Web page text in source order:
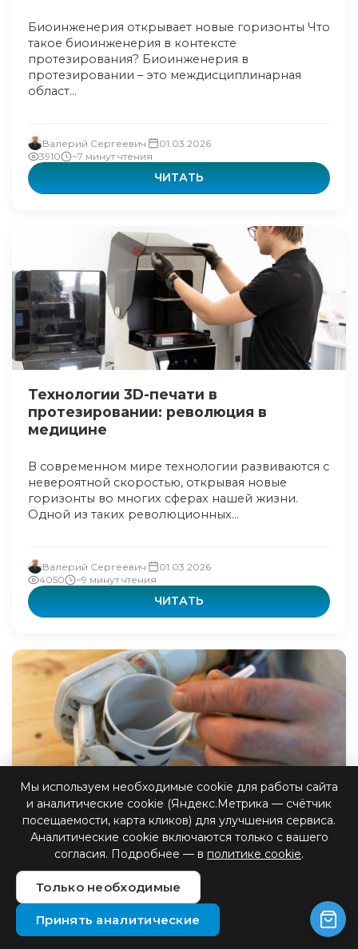
Биоинженерия открывает новые горизонты Что
такое биоинженерия в контексте
протезирования? Биоинженерия в
протезировании – это междисциплинарная
област...
Валерий Сергеевич
01.03.2026
3910
~7 минут чтения
ЧИТАТЬ
Технологии 3D-печати в
протезировании: революция в
медицине
В современном мире технологии развиваются с
невероятной скоростью, открывая новые
горизонты во многих сферах нашей жизни.
Одной из таких революционных...
Валерий Сергеевич
01.03.2026
4050
~9 минут чтения
ЧИТАТЬ
Как работает бионика
В мире современной медицины и инженерии
протезирование играет ключевую роль в
восстановлении функциональности и
улучшении качества жизни людей с ампут...
Мы используем необходимые cookie для работы сайта
и аналитические cookie (Яндекс.Метрика — счётчик
посещаемости, карта кликов) для улучшения сервиса.
Аналитические cookie включаются только с вашего
согласия. Подробнее — в политике cookie.
Только необходимые
Принять аналитические